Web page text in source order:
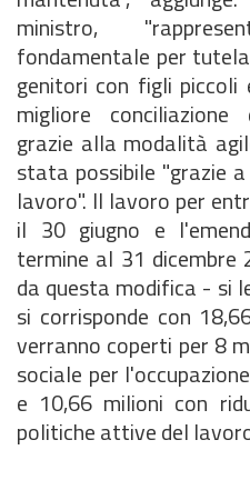
ministro,
fondamentale per
genitori con figli
migliore
grazie alla modalità
stata possibile "grazie
lavoro". Il lavoro per
il 30 giugno e
termine al 31 dicembre
da questa modifica - si
si corrisponde con
verranno coperti per 8
sociale per
e 10,66 milioni con
politiche attive del